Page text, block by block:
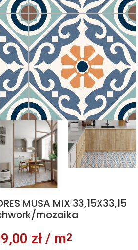
MUSA MIX 33,15X33,15
mozaika
zł / m2